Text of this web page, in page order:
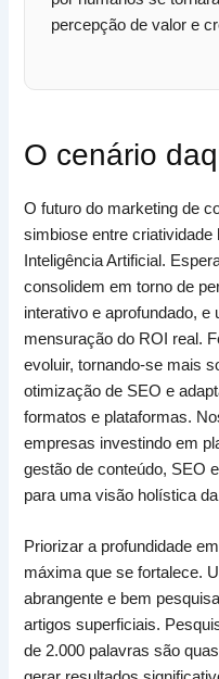
percepção de valor e
O cenário
O futuro do marketing de
simbiose entre criatividade
Inteligência Artificial.
consolidem em torno de
interativo e aprofundado, e
mensuração do ROI real.
evoluir, tornando-se mais
otimização de SEO e
formatos e plataformas.
empresas investindo em
gestão de conteúdo, SEO
para uma visão holística
Priorizar a profundidade
máxima que se fortalece.
abrangente e bem
artigos superficiais.
de 2.000 palavras são